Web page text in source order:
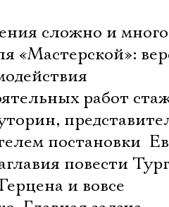
сложно и
«Мастерской»:
работ
постановки 
повести
и вовсе